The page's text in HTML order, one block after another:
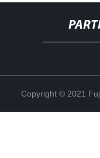
Copyright © 2021